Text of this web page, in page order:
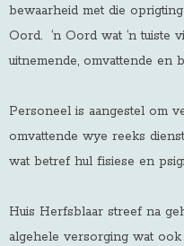
bewaarheid met die
Oord. ‘n Oord wat ‘n tuiste
uitnemende, omvattende
Personeel is aangestel om
omvattende wye reeks
wat betref hul fisiese en
Huis Herfsblaar streef na
algehele versorging wat